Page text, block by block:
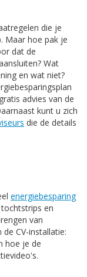
die je
Maar hoe pak je
dat de
Wat
en wat niet?
advies van de
kunt u zich
die de details
energiebesparing
tochtstrips en
van
CV-installatie:
hoe je de